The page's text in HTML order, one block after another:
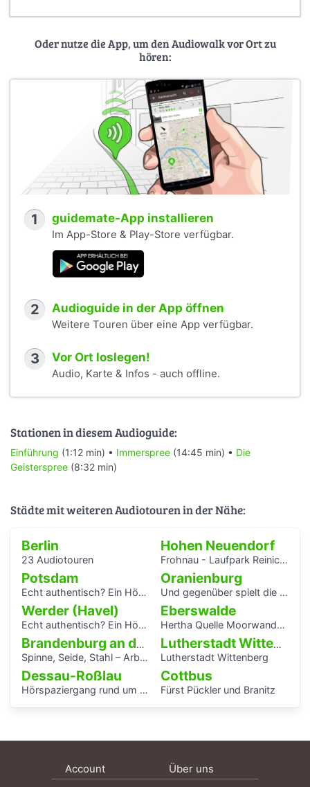
Oder nutze die App, um den Audiowalk vor Ort zu
hören:
1 guidemate-App installieren
Im App-Store & Play-Store verfügbar.
2 Audioguide in der App öffnen
Weitere Touren über eine App verfügbar.
3 Vor Ort loslegen!
Audio, Karte & Infos - auch offline.
Stationen in diesem Audioguide:
Einführung (1:12 min) • Immerspree (14:45 min) • Die
Geisterspree (8:32 min)
Städte mit weiteren Audiotouren in der Nähe:
Berlin
23 Audiotouren
Hohen Neuendorf
Frohnau - Laufpark Reinickendorf
Potsdam
Echt authentisch? Ein Hörspaziergang durch Potsdams Mitte
Oranienburg
Und gegenüber spielt die Blaskapelle
Werder (Havel)
Echt authentisch? Ein Hörspaziergang durch Potsdams Mitte
Eberswalde
Hertha Quelle Moorwanderung
Brandenburg an der Havel
Spinne, Seide, Stahl – Arbeit und Kunst in Brandenburg.
Lutherstadt Wittenberg
Lutherstadt Wittenberg
Dessau-Roßlau
Hörspaziergang rund um die Laubenganghäuser der Bauhaussiedlung Törten
Cottbus
Fürst Pückler und Branitz
Account Über uns